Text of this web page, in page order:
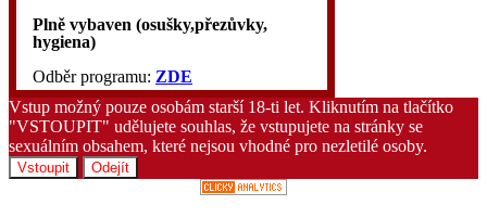
Plně vybaven (osušky,přezůvky,
hygiena)
Odběr programu: ZDE
Vstup možný pouze osobám starší 18-ti let. Kliknutím na tlačítko
"VSTOUPIT" udělujete souhlas, že vstupujete na stránky se
sexuálním obsahem, které nejsou vhodné pro nezletilé osoby.
Vstoupit Odejít